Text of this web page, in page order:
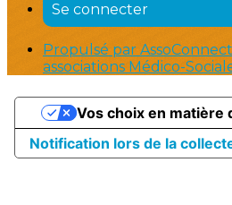
Se connecter
Propulsé par
associations Médico-
Notification lors de la
Vos choix en matière